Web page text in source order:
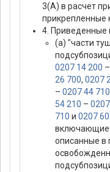
3(А) в расчет
прикрепленные
4. Приведенные
(а) "части
0207 14 200 –
26 700, 0207
– 0207 44 710
54 210 –
710 и 0207
включающие
описанные в